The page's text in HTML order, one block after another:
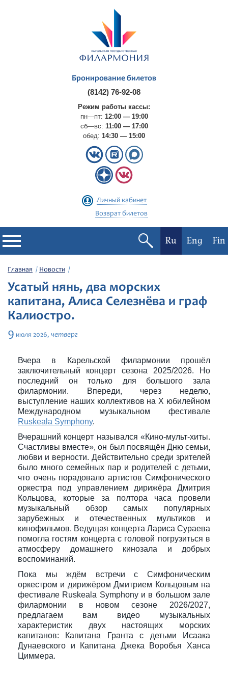
Бронирование билетов
(8142) 76-92-08
Режим работы кассы:
пн—пт: 12:00 — 19:00
сб—вс: 11:00 — 17:00
обед: 14:30 — 15:00
Личный кабинет
Возврат билетов
Филармония
Афиша
Фестивали
Новости
Контакты
Ru Eng Fin
Главная Новости
Усатый нянь, два морских
капитана, Алиса Селезнёва и граф
Калиостро.
9 июля 2026, четверг
Вчера в Карельской филармонии прошёл
заключительный концерт сезона 2025/2026. Но
последний он только для большого зала
филармонии. Впереди, через неделю,
выступление наших коллективов на Х юбилейном
Международном музыкальном фестивале
Ruskeala Symphony.
Вчерашний концерт назывался «Кино-мульт-хиты.
Счастливы вместе», он был посвящён Дню семьи,
любви и верности. Действительно среди зрителей
было много семейных пар и родителей с детьми,
что очень порадовало артистов Симфонического
оркестра под управлением дирижёра Дмитрия
Кольцова, которые за полтора часа провели
музыкальный обзор самых популярных
зарубежных и отечественных мультиков и
кинофильмов. Ведущая концерта Лариса Сураева
помогла гостям концерта с головой погрузиться в
атмосферу домашнего кинозала и добрых
воспоминаний.
Пока мы ждём встречи с Симфоническим
оркестром и дирижёром Дмитрием Кольцовым на
фестивале Ruskeala Symphony и в большом зале
филармонии в новом сезоне 2026/2027,
предлагаем вам видео музыкальных
характеристик двух настоящих морских
капитанов: Капитана Гранта с детьми Исаака
Дунаевского и Капитана Джека Воробья Ханса
Циммера.